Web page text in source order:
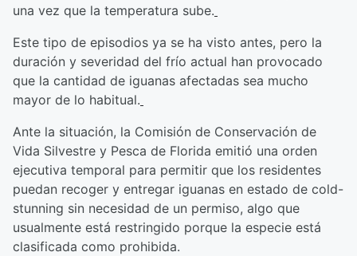
una vez que la temperatura sube.
Este tipo de episodios ya se ha visto antes, pero la
duración y severidad del frío actual han provocado
que la cantidad de iguanas afectadas sea mucho
mayor de lo habitual.
Ante la situación, la Comisión de Conservación de
Vida Silvestre y Pesca de Florida emitió una orden
ejecutiva temporal para permitir que los residentes
puedan recoger y entregar iguanas en estado de cold-
stunning sin necesidad de un permiso, algo que
usualmente está restringido porque la especie está
clasificada como prohibida.